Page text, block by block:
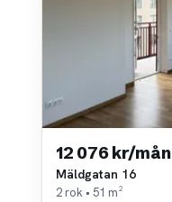
12 076 kr/mån
Mäldgatan 16
2 rok • 51 m²